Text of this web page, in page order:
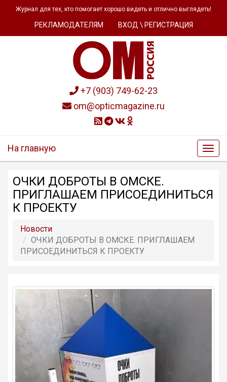
Журнал для тех, кто помогает хорошо видеть и отлично выглядеть!
РЕКЛАМОДАТЕЛЯМ ВХОД \ РЕГИСТРАЦИЯ
+7 (903) 749-62-23
om@opticmagazine.ru
На главную
ОЧКИ ДОБРОТЫ В ОМСКЕ.
ПРИГЛАШАЕМ ПРИСОЕДИНИТЬСЯ
К ПРОЕКТУ
Новости
ОЧКИ ДОБРОТЫ В ОМСКЕ. ПРИГЛАШАЕМ
ПРИСОЕДИНИТЬСЯ К ПРОЕКТУ